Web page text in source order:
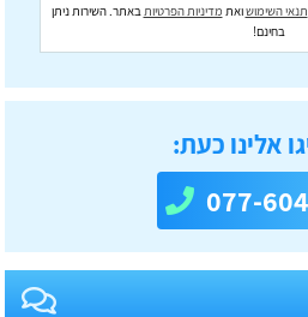
תנאי השימושואת מדיניות הפרטיות באתר. השירות ניתן
בחינם!
אלינו כעת:
077-